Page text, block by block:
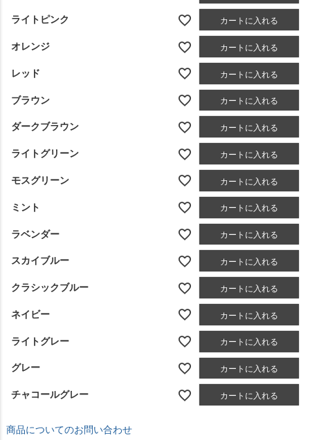
ライトピンク カートに入れる
オレンジ カートに入れる
レッド カートに入れる
ブラウン カートに入れる
ダークブラウン カートに入れる
ライトグリーン カートに入れる
モスグリーン カートに入れる
ミント カートに入れる
ラベンダー カートに入れる
スカイブルー カートに入れる
クラシックブルー カートに入れる
ネイビー カートに入れる
ライトグレー カートに入れる
グレー カートに入れる
チャコールグレー カートに入れる
商品についてのお問い合わせ